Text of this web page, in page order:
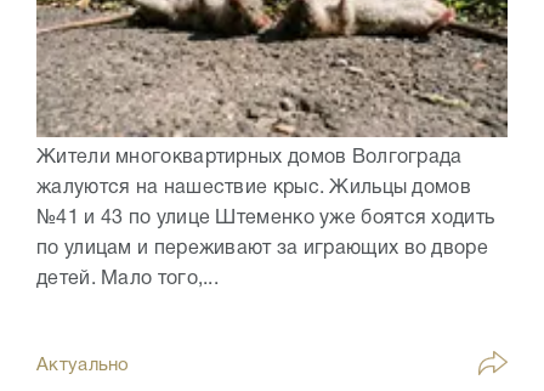
Жители многоквартирных домов Волгограда
жалуются на нашествие крыс. Жильцы домов
№41 и 43 по улице Штеменко уже боятся ходить
по улицам и переживают за играющих во дворе
детей. Мало того,...
Актуально